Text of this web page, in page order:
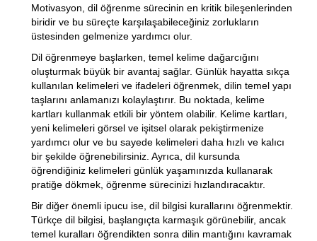
Motivasyon, dil öğrenme sürecinin en kritik bileşenlerinden
biridir ve bu süreçte karşılaşabileceğiniz zorlukların
üstesinden gelmenize yardımcı olur.
Dil öğrenmeye başlarken, temel kelime dağarcığını
oluşturmak büyük bir avantaj sağlar. Günlük hayatta sıkça
kullanılan kelimeleri ve ifadeleri öğrenmek, dilin temel yapı
taşlarını anlamanızı kolaylaştırır. Bu noktada, kelime
kartları kullanmak etkili bir yöntem olabilir. Kelime kartları,
yeni kelimeleri görsel ve işitsel olarak pekiştirmenize
yardımcı olur ve bu sayede kelimeleri daha hızlı ve kalıcı
bir şekilde öğrenebilirsiniz. Ayrıca, dil kursunda
öğrendiğiniz kelimeleri günlük yaşamınızda kullanarak
pratiğe dökmek, öğrenme sürecinizi hızlandıracaktır.
Bir diğer önemli ipucu ise, dil bilgisi kurallarını öğrenmektir.
Türkçe dil bilgisi, başlangıçta karmaşık görünebilir, ancak
temel kuralları öğrendikten sonra dilin mantığını kavramak